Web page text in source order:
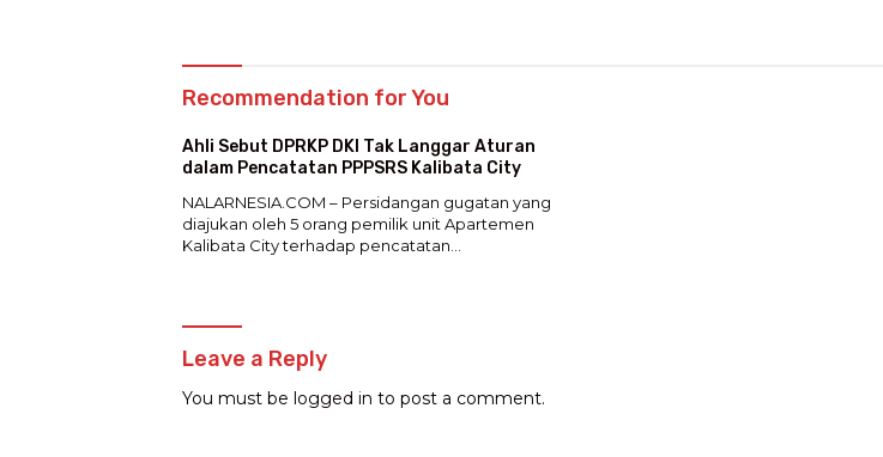
Recommendation for You
Ahli Sebut DPRKP DKI Tak Langgar Aturan
dalam Pencatatan PPPSRS Kalibata City
NALARNESIA.COM – Persidangan gugatan yang
diajukan oleh 5 orang pemilik unit Apartemen
Kalibata City terhadap pencatatan…
Leave a Reply
You must be logged in to post a comment.